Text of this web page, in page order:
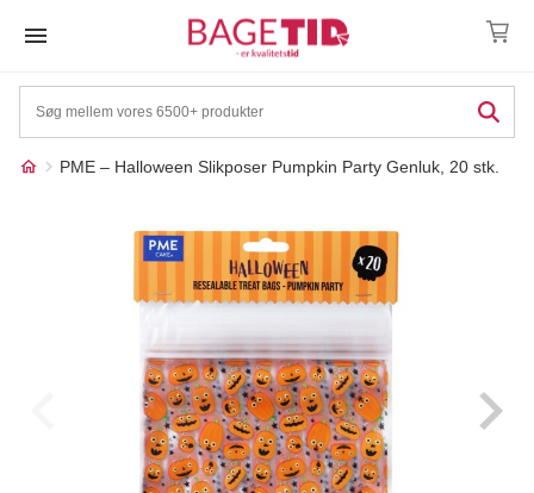
PME – Halloween Slikposer Pumpkin Party Genluk, 20 stk.
disse produkter have din
interesse?